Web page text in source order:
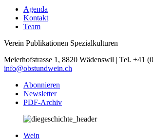
Agenda
Kontakt
Team
Verein Publikationen Spezialkulturen
Meierhofstrasse 1, 8820 Wädenswil | Tel. +41
info@obstundwein.ch
Abonnieren
Newsletter
PDF-Archiv
Wein